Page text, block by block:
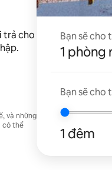
trả cho
và những
có thể
Bạn sẽ cho
1 phòng
Bạn sẽ cho
1 đêm